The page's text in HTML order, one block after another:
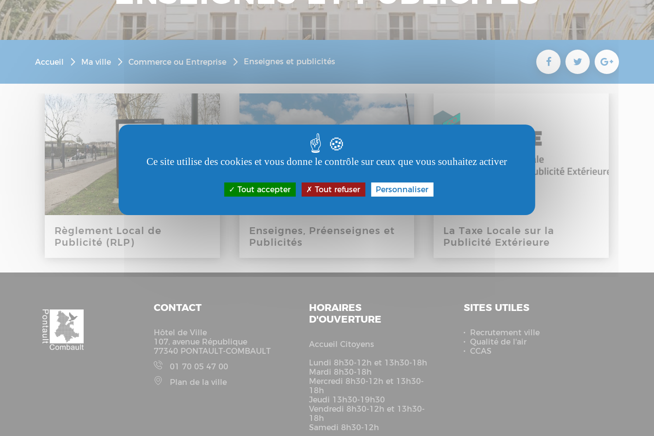
Accueil Ma ville Commerce ou Entreprise Enseignes et publicités
Règlement Local de
Publicité (RLP)
Enseignes, Préenseignes et
Publicités
La Taxe Locale sur la
Publicité Extérieure
CONTACT
Hôtel de Ville
107, avenue République
77340 PONTAULT-COMBAULT
01 70 05 47 00
Plan de la ville
HORAIRES
D'OUVERTURE
Accueil Citoyens
Lundi 8h30-12h et 13h30-18h
Mardi 8h30-18h
Mercredi 8h30-12h et 13h30-
18h
Jeudi 13h30-19h30
Vendredi 8h30-12h et 13h30-
18h
Samedi 8h30-12h
SITES UTILES
Recrutement ville
Qualité de l'air
CCAS
Ce site utilise des cookies et vous donne le contrôle sur ceux que vous souhaitez activer
Tout accepter Tout refuser Personnaliser